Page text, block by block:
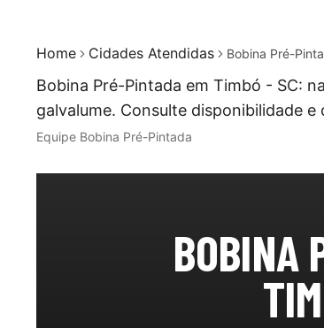
Home Cidades Atendidas Bobina Pré-
Bobina Pré-Pintada em Timbó - SC:
galvalume. Consulte disponibilidade e
Equipe Bobina Pré-Pintada
BOBINA